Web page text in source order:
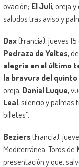
ovación; El Juli,oreja y
saludos tras aviso y
Dax(Francia), jueves
Pedraza de Yeltes,
alegría en el último
la bravura del quinto.
oreja; Daniel Luque,
Leal, silencio y palmas
billetes”.
Beziers(Francia),
Mediterránea. Toros de
presentación y que,